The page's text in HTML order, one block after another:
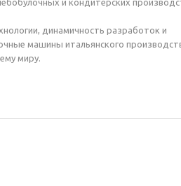
динамичность разработок и
машины итальянского
миру.